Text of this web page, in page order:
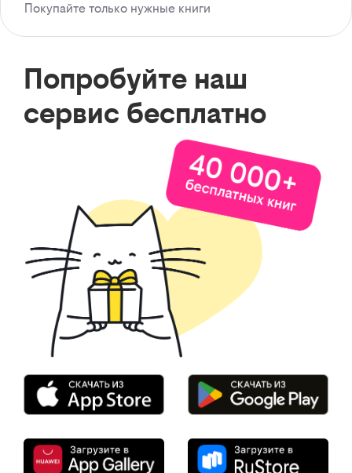
Покупайте только нужные книги
Попробуйте наш
сервис бесплатно